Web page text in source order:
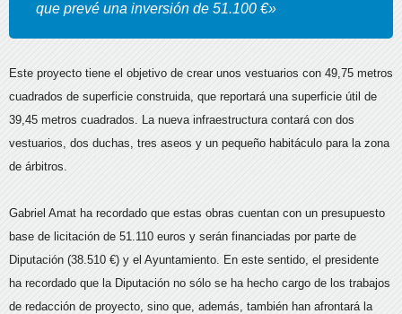
que prevé una inversión de 51.100 €»
Este proyecto tiene el objetivo de crear unos vestuarios con 49,75 metros
cuadrados de superficie construida, que reportará una superficie útil de
39,45 metros cuadrados. La nueva infraestructura contará con dos
vestuarios, dos duchas, tres aseos y un pequeño habitáculo para la zona
de árbitros.
Gabriel Amat ha recordado que estas obras cuentan con un presupuesto
base de licitación de 51.110 euros y serán financiadas por parte de
Diputación (38.510 €) y el Ayuntamiento. En este sentido, el presidente
ha recordado que la Diputación no sólo se ha hecho cargo de los trabajos
de redacción de proyecto, sino que, además, también han afrontará la